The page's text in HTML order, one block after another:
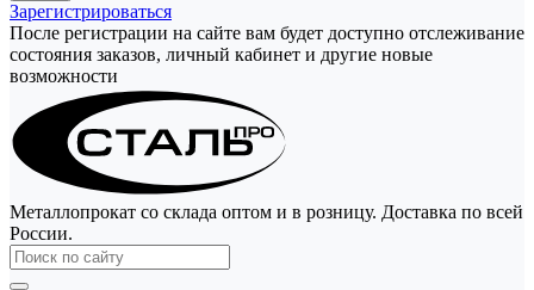
Зарегистрироваться
После регистрации на сайте вам будет доступно отслеживание
состояния заказов, личный кабинет и другие новые
возможности
Металлопрокат со склада оптом и в розницу. Доставка по всей
России.